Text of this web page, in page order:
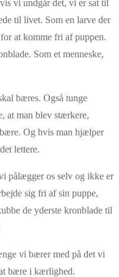
vi undgår det, vi er sat til
til livet. Som en larve der
at komme fri af puppen.
Som et menneske,
bæres. Også tunge
at man blev stærkere,
Og hvis man hjælper
lettere.
pålægger os selv og ikke er
sig fri af sin puppe,
de yderste kronblade til
vi bærer med på det vi
bære i kærlighed.